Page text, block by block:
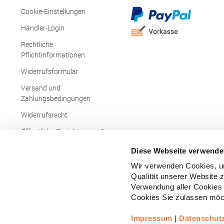
Diese Webseite
Wir verwenden Cookies,
Qualität unserer Website
Verwendung aller
Cookies Sie zulassen
Impressum |
Cookie-Einstellungen
Händler-Login
Rechtliche
Pflichtinformationen
Widerrufsformular
Versand und
Zahlungsbedingungen
Widerrufsrecht
Öffentliche Einrichtungen &